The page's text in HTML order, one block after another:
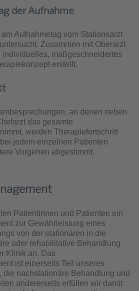
der Aufnahme
Aufnahmetag vom Stationsarzt
Zusammen mit Oberarzt
individuelles, maßgeschneidertes
erstellt.
an denen neben
das gesamte
werden Therapiefortschritt
jedem einzelnen Patienten
Vorgehen abgestimmt.
Patientinnen und Patienten ein
zur Gewährleistung eines
von der stationären in die
oder rehabilitative Behandlung
Klinik an. Das
ist einerseits Teil unseres
die nachstationäre Behandlung und
andererseits erfüllen wir damit